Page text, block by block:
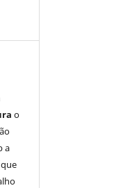
o
a